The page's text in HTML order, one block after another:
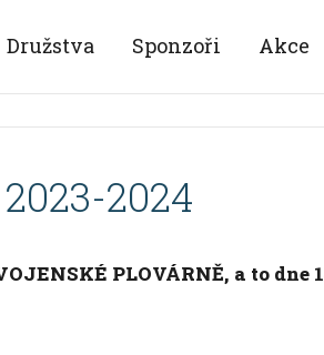
Družstva Sponzoři Akce
2024
PLOVÁRNĚ, a to dne